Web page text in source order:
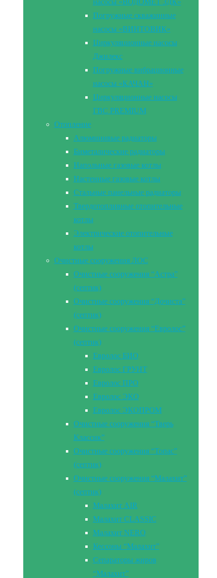
насосы «ВОДОМЕТ 3ДК»
Погружные скважинные
насосы «ВИНТОВИК»
Циркуляционные насосы
Джилекс
Погружные вибрационные
насосы «КАЧАН»
Циркуляционные насосы
ГВС PREMIUM
Отопление
Алюминивые радиаторы
Биметалические радиаторы
Напольные газовые котлы
Настенные газовые котлы
Стальные панельные радиаторы
Твердотопливные отопительные
котлы
Электрические отопительные
котлы
Очистные сооружения ЛОС
Очистные сооружения “Астра”
(септик)
Очистные сооружения “Дочиста”
(септик)
Очистные сооружения “Евролос”
(септик)
Евролос БИО
Евролос ГРУНТ
Евролос ПРО
Евролос ЭКО
Евролос ЭКОПРОМ
Очистные сооружения “Тверь
Классик”
Очистные сооружения “Топас”
(септик)
Очистные сооружения “Малахит”
(септик)
Малахит AIR
Малахит CLASSIC
Малахит NERO
Кессоны “Малахит”
Сепараторы жиров
“Малахит”